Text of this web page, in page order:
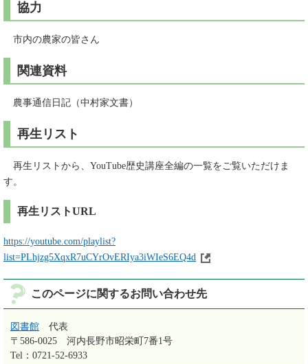
協力
市内の農家の皆さん
関連資料
農事通信日記（中村家文書）
再生リスト
再生リストから、YouTube歴史講座全編の一覧をご覧いただけま
す。
再生リストURL
https://youtube.com/playlist?
list=PLhjzg5XqxR7uCYrOvERIya3iWIeS6EQ4d
このページに関するお問い合わせ先
図書館
代表
〒586-0025
河内長野市昭栄町7番1号
Tel：0721-52-6933